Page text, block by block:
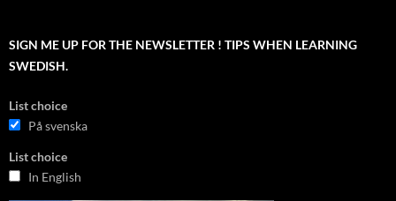
SIGN ME UP FOR THE NEWSLETTER ! TIPS WHEN LEARNING
SWEDISH.
List choice
På svenska
List choice
In English